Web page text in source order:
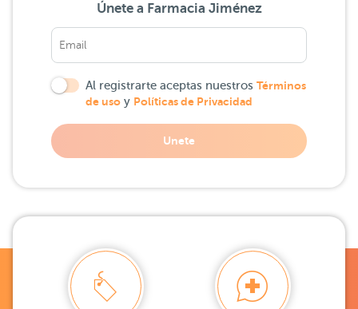
Únete a Farmacia Jiménez
Al registrarte aceptas nuestros Términos
de uso y Políticas de Privacidad
Unete